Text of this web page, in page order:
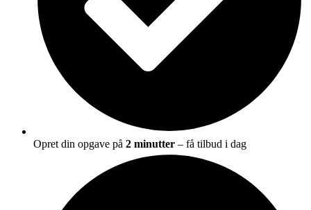
Opret din opgave på 2 minutter – få tilbud i dag